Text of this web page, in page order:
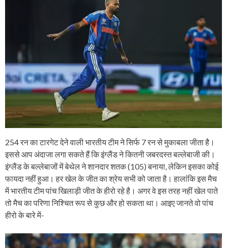
254 रन का टारगेट देने वाली भारतीय टीम ने सिर्फ 7 रन से मुकाबला जीता है।
इससे आप अंदाजा लगा सकते हैं कि इंग्लैंड ने कितनी जबरदस्त बल्लेबाजी की।
इंग्लैंड के बल्लेबाजों में बेथेल ने शानदार शतक (105) बनाया, लेकिन इसका कोई
फायदा नहीं हुआ। हर खेल के जीत का श्रेय सभी को जाता है। हालांकि इस मैच
में भारतीय टीम पांच खिलाड़ी जीत के हीरो रहे है। अगर वे इस तरह नहीं खेल पाते
तो मैच का परिणा निश्चित रूप से कुछ और हो सकता था। आइए जानते वो पांच
हीरो के बारे में-